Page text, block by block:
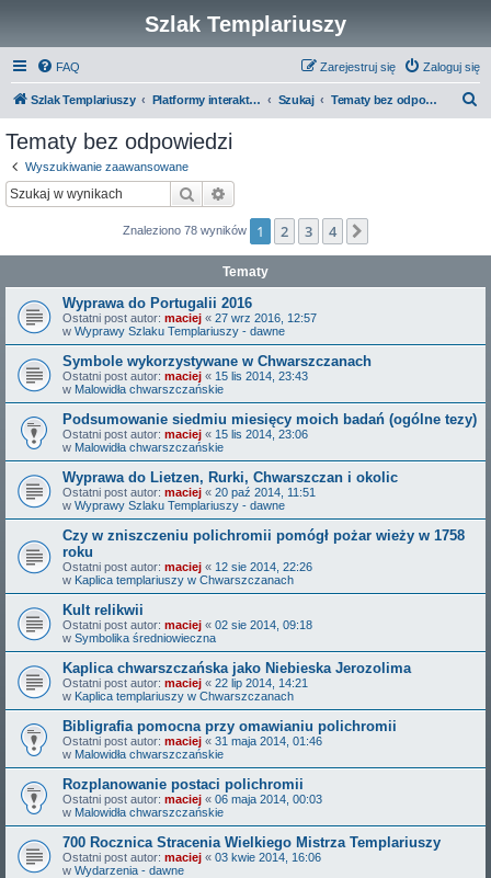
Szlak Templariuszy
FAQ Zaloguj się
Zarejestruj się
Szlak Templariuszy Platformy interaktywne Szlaku Templariuszy Szukaj Tematy bez odpowiedzi
Tematy bez odpowiedzi
Wyszukiwanie zaawansowane
Szukaj
Znaleziono 78 wyników 1 2 3 4
Tematy
Wyprawa do Portugalii 2016
Ostatni post autor: maciej « 27 wrz 2016, 12:57
w Wyprawy Szlaku Templariuszy - dawne
Symbole wykorzystywane w Chwarszczanach
Ostatni post autor: maciej « 15 lis 2014, 23:43
w Malowidła chwarszczańskie
Podsumowanie siedmiu miesięcy moich badań (ogólne tezy)
Ostatni post autor: maciej « 15 lis 2014, 23:06
w Malowidła chwarszczańskie
Wyprawa do Lietzen, Rurki, Chwarszczan i okolic
Ostatni post autor: maciej « 20 paź 2014, 11:51
w Wyprawy Szlaku Templariuszy - dawne
Czy w zniszczeniu polichromii pomógł pożar wieży w 1758
roku
Ostatni post autor: maciej « 12 sie 2014, 22:26
w Kaplica templariuszy w Chwarszczanach
Kult relikwii
Ostatni post autor: maciej « 02 sie 2014, 09:18
w Symbolika średniowieczna
Kaplica chwarszczańska jako Niebieska Jerozolima
Ostatni post autor: maciej « 22 lip 2014, 14:21
w Kaplica templariuszy w Chwarszczanach
Bibligrafia pomocna przy omawianiu polichromii
Ostatni post autor: maciej « 31 maja 2014, 01:46
w Malowidła chwarszczańskie
Rozplanowanie postaci polichromii
Ostatni post autor: maciej « 06 maja 2014, 00:03
w Malowidła chwarszczańskie
700 Rocznica Stracenia Wielkiego Mistrza Templariuszy
Ostatni post autor: maciej « 03 kwie 2014, 16:06
w Wydarzenia - dawne